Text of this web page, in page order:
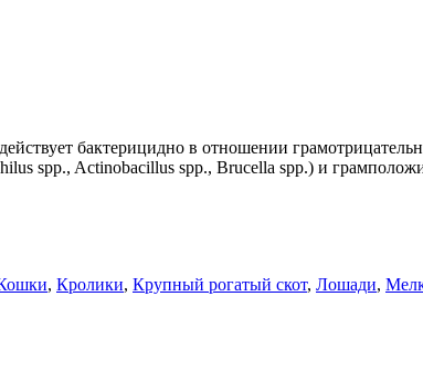
бактерицидно в отношении
spp., Actinobacillus spp., Brucella spp.) и
, Кролики, Крупный рогатый скот, Лошади,